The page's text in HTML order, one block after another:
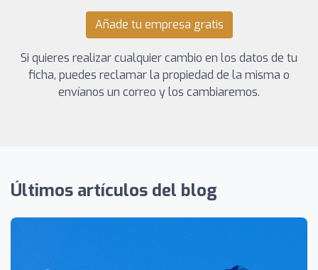
Añade tu empresa gratis
Si quieres realizar cualquier cambio en los datos de tu
ficha, puedes reclamar la propiedad de la misma o
envíanos un correo y los cambiaremos.
Últimos artículos del blog